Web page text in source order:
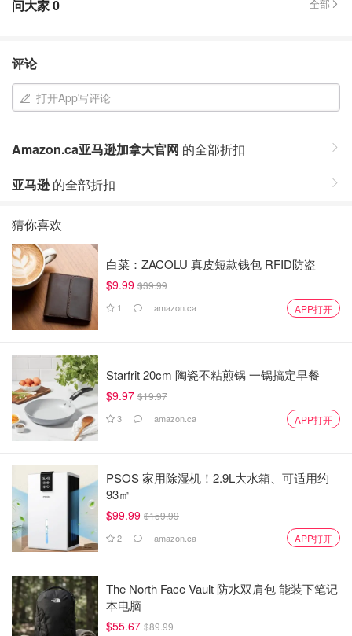
问大家0 全部
评论
打开App写评论
Amazon.ca亚马逊加拿大官网 的全部折扣
亚马逊的全部折扣
猜你喜欢
白菜：ZACOLU 真皮短款钱包 RFID防盗
$9.99 $39.99
1 amazon.ca APP打开
Starfrit 20cm 陶瓷不粘煎锅 一锅搞定早餐
$9.97 $19.97
3 amazon.ca APP打开
PSOS 家用除湿机！2.9L大水箱、可适用约
93㎡
$99.99 $159.99
2 amazon.ca APP打开
The North Face Vault 防水双肩包 能装下笔记
本电脑
$55.67 $89.99